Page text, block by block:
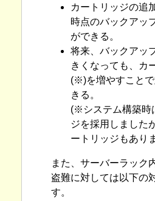
カートリッジの追
時点のバックアッ
ができる。
将来、バックアッ
きくなっても、カ
(※)を増やすこと
きる。
(※システム構築時
ジを採用しました
ートリッジもあり
また、サーバーラック
盗難に対しては以下の
す。